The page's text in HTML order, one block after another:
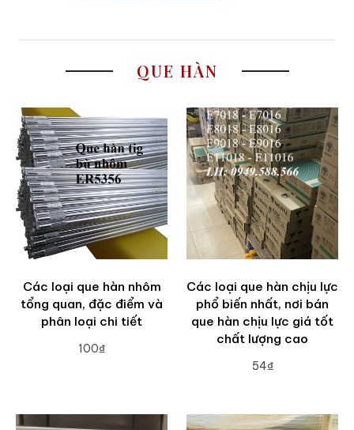
QUE HÀN
Các loại que hàn nhôm
tổng quan, đặc điểm và
phân loại chi tiết
100₫
Các loại que hàn chịu lực
phổ biến nhất, nơi bán
que hàn chịu lực giá tốt
chất lượng cao
54₫